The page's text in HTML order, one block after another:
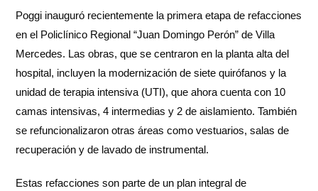
Poggi inauguró recientemente la primera etapa de refacciones
en el Policlínico Regional “Juan Domingo Perón” de Villa
Mercedes. Las obras, que se centraron en la planta alta del
hospital, incluyen la modernización de siete quirófanos y la
unidad de terapia intensiva (UTI), que ahora cuenta con 10
camas intensivas, 4 intermedias y 2 de aislamiento. También
se refuncionalizaron otras áreas como vestuarios, salas de
recuperación y de lavado de instrumental.
Estas refacciones son parte de un plan integral de